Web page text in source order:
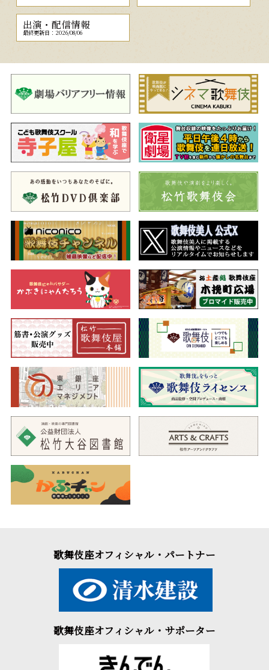
出演・配信情報
最終更新日：2026/08/06
歌舞伎座オフィシャル・パートナー
歌舞伎座オフィシャル・サポーター